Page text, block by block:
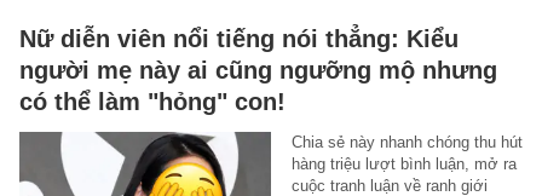
Nữ diễn viên nổi tiếng nói thẳng: Kiểu
người mẹ này ai cũng ngưỡng mộ nhưng
có thể làm "hỏng" con!
Chia sẻ này nhanh chóng thu hút
hàng triệu lượt bình luận, mở ra
cuộc tranh luận về ranh giới